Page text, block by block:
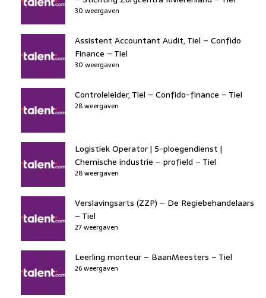
30 weergaven
Assistent Accountant Audit, Tiel – Confido
Finance – Tiel
30 weergaven
Controleleider, Tiel – Confido-finance – Tiel
28 weergaven
Logistiek Operator | 5-ploegendienst |
Chemische industrie – profield – Tiel
28 weergaven
Verslavingsarts (ZZP) – De Regiebehandelaars
– Tiel
27 weergaven
Leerling monteur – BaanMeesters – Tiel
26 weergaven